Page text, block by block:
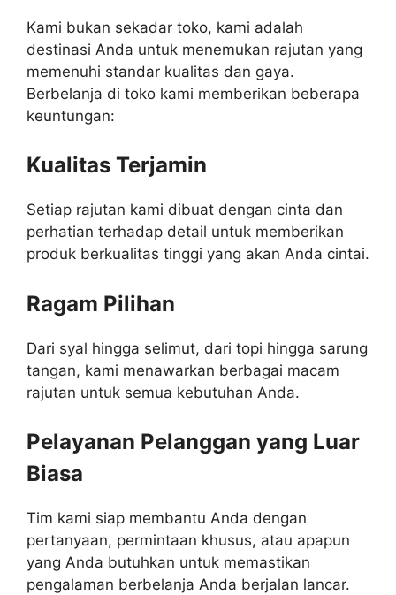
Kami bukan sekadar toko, kami adalah
destinasi Anda untuk menemukan rajutan yang
memenuhi standar kualitas dan gaya.
Berbelanja di toko kami memberikan beberapa
keuntungan:
Kualitas Terjamin
Setiap rajutan kami dibuat dengan cinta dan
perhatian terhadap detail untuk memberikan
produk berkualitas tinggi yang akan Anda cintai.
Ragam Pilihan
Dari syal hingga selimut, dari topi hingga sarung
tangan, kami menawarkan berbagai macam
rajutan untuk semua kebutuhan Anda.
Pelayanan Pelanggan yang Luar
Biasa
Tim kami siap membantu Anda dengan
pertanyaan, permintaan khusus, atau apapun
yang Anda butuhkan untuk memastikan
pengalaman berbelanja Anda berjalan lancar.